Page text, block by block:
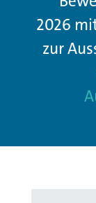
2026
zur